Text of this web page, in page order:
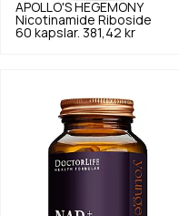
APOLLO'S HEGEMONY
Nicotinamide Riboside
60 kapslar. 381,42 kr